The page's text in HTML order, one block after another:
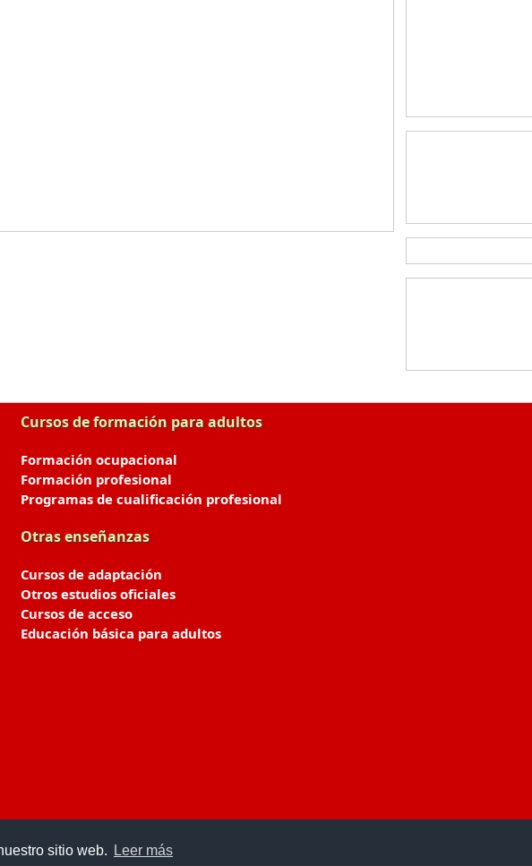
sitio web. Leer más
Cursos de formación para adultos
Formación ocupacional
Formación profesional
Programas de cualificación profesional
Otras enseñanzas
Cursos de adaptación
Otros estudios oficiales
Cursos de acceso
Educación básica para adultos